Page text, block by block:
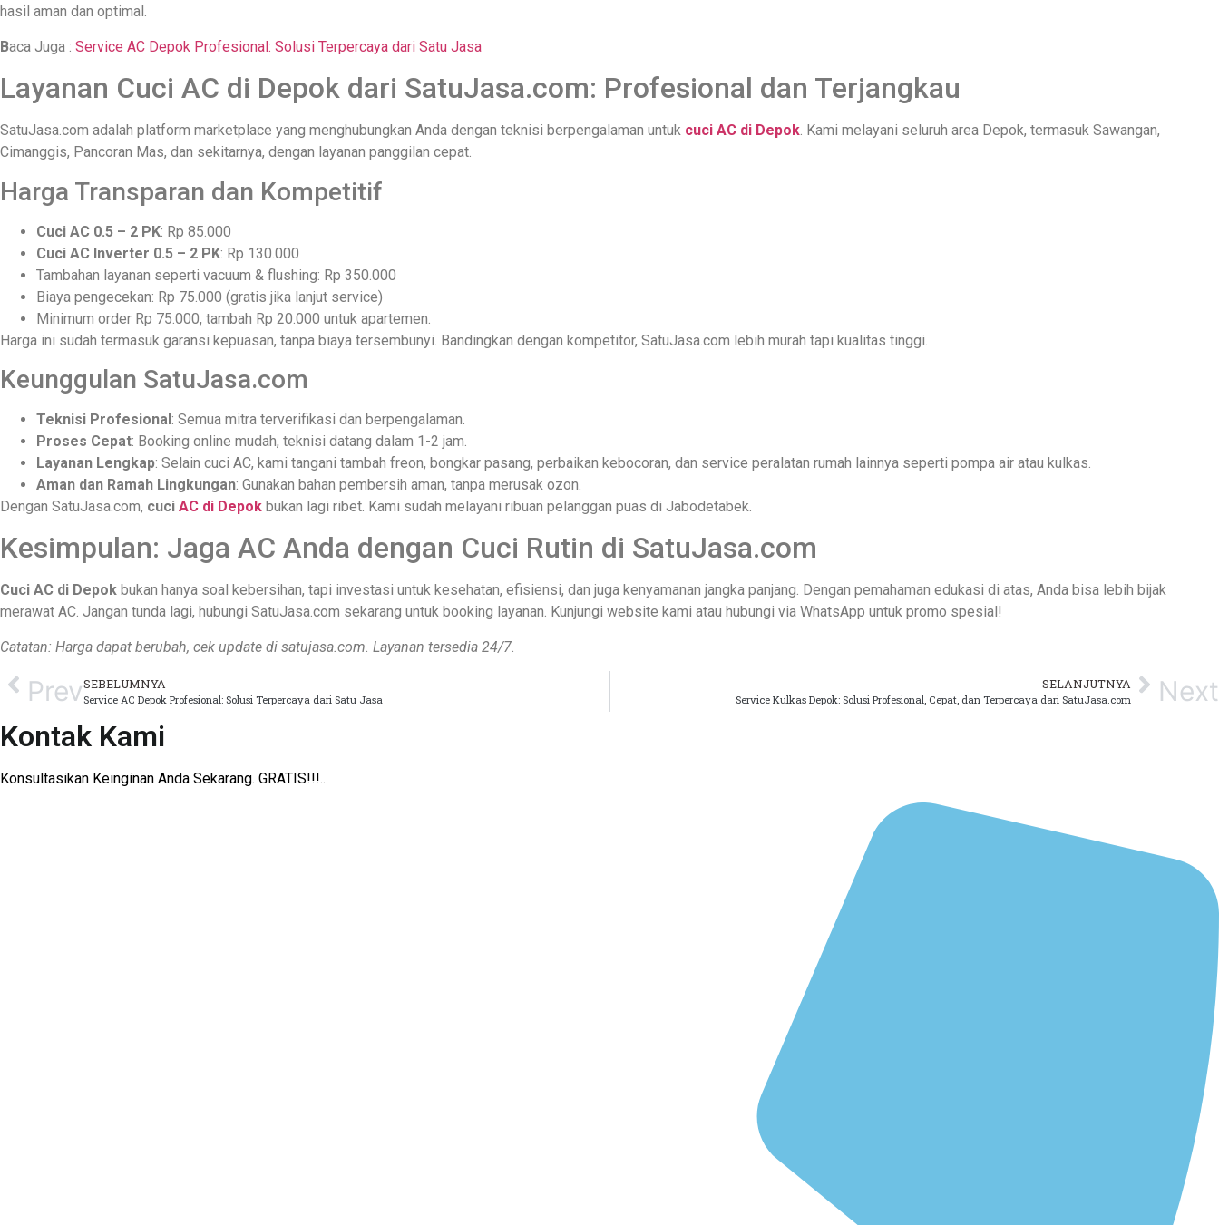
hasil aman dan optimal.
Baca Juga : Service AC Depok Profesional: Solusi Terpercaya dari Satu Jasa
Layanan Cuci AC di Depok dari SatuJasa.com: Profesional dan Terjangkau
SatuJasa.com adalah platform marketplace yang menghubungkan Anda dengan teknisi berpengalaman untuk cuci AC di Depok. Kami melayani seluruh area Depok, termasuk Sawangan,
Cimanggis, Pancoran Mas, dan sekitarnya, dengan layanan panggilan cepat.
Harga Transparan dan Kompetitif
Cuci AC 0.5 – 2 PK: Rp 85.000
Cuci AC Inverter 0.5 – 2 PK: Rp 130.000
Tambahan layanan seperti vacuum & flushing: Rp 350.000
Biaya pengecekan: Rp 75.000 (gratis jika lanjut service)
Minimum order Rp 75.000, tambah Rp 20.000 untuk apartemen.
Harga ini sudah termasuk garansi kepuasan, tanpa biaya tersembunyi. Bandingkan dengan kompetitor, SatuJasa.com lebih murah tapi kualitas tinggi.
Keunggulan SatuJasa.com
Teknisi Profesional: Semua mitra terverifikasi dan berpengalaman.
Proses Cepat: Booking online mudah, teknisi datang dalam 1-2 jam.
Layanan Lengkap: Selain cuci AC, kami tangani tambah freon, bongkar pasang, perbaikan kebocoran, dan service peralatan rumah lainnya seperti pompa air atau kulkas.
Aman dan Ramah Lingkungan: Gunakan bahan pembersih aman, tanpa merusak ozon.
Dengan SatuJasa.com, cuci AC di Depok bukan lagi ribet. Kami sudah melayani ribuan pelanggan puas di Jabodetabek.
Kesimpulan: Jaga AC Anda dengan Cuci Rutin di SatuJasa.com
Cuci AC di Depok bukan hanya soal kebersihan, tapi investasi untuk kesehatan, efisiensi, dan juga kenyamanan jangka panjang. Dengan pemahaman edukasi di atas, Anda bisa lebih bijak
merawat AC. Jangan tunda lagi, hubungi SatuJasa.com sekarang untuk booking layanan. Kunjungi website kami atau hubungi via WhatsApp untuk promo spesial!
Catatan: Harga dapat berubah, cek update di satujasa.com. Layanan tersedia 24/7.
PrevSEBELUMNYA
Service AC Depok Profesional: Solusi Terpercaya dari Satu Jasa
SELANJUTNYA
Service Kulkas Depok: Solusi Profesional, Cepat, dan Terpercaya dari SatuJasa.com Next
Kontak Kami
Konsultasikan Keinginan Anda Sekarang. GRATIS!!!..